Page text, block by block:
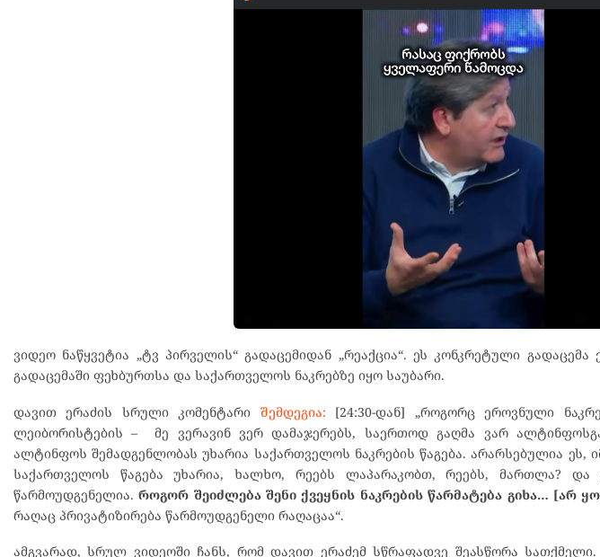
ვიდეო ნაწყვეტია „ტვ პირველის“ გადაცემიდან „რეაქცია“. ეს კონკრეტული
გადაცემაში ფეხბურთსა და საქართველოს ნაკრებზე იყო საუბარი.
დავით ერაძის სრული კომენტარი შემდეგია: [24:30-დან] „როგორც ეროვნული
ლეიბორისტების – მე ვერავინ ვერ დამაჯერებს, საერთოდ გაღმა ვარ
ალტინფოს შემადგენლობას უხარია საქართველოს ნაკრების წაგება. არარსებულია
საქართველოს წაგება უხარია, ხალხო, რეებს ლაპარაკობთ, რეებს, მართლა?
წარმოუდგენელია.როგორ შეიძლება შენი ქვეყნის ნაკრების წარმატება გიხა… [არ
რაღაც პრივატიზირება წარმოუდგენელი რაღაცაა“.
ამგვარად, სრულ ვიდეოში ჩანს, რომ დავით ერაძემ სწრაფადვე შეასწორა